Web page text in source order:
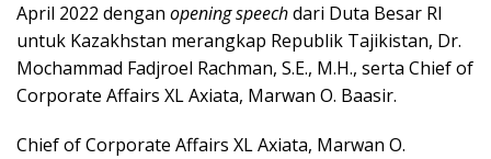
April 2022 dengan opening speechdari Duta Besar RI
untuk Kazakhstan merangkap Republik Tajikistan, Dr.
Mochammad Fadjroel Rachman, S.E., M.H., serta Chief of
Corporate Affairs XL Axiata, Marwan O. Baasir.
Chief of Corporate Affairs XL Axiata, Marwan O.